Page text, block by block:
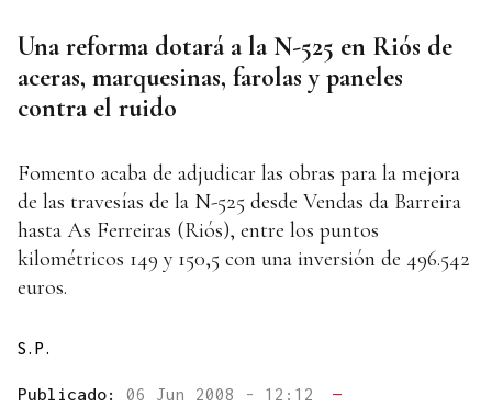
Una reforma dotará a la N-525 en Riós de
aceras, marquesinas, farolas y paneles
contra el ruido
Fomento acaba de adjudicar las obras para la mejora
de las travesías de la N-525 desde Vendas da Barreira
hasta As Ferreiras (Riós), entre los puntos
kilométricos 149 y 150,5 con una inversión de 496.542
euros.
S.P.
Publicado: 06 Jun 2008 - 12:12
—